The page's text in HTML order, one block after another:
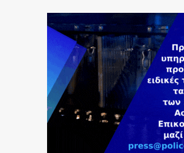
ΟΠΛΑ/ΕΞΟΠΛΙΣΜΟΣ
ΟΜΑΔΕΣ ΕΛ.ΑΣ.